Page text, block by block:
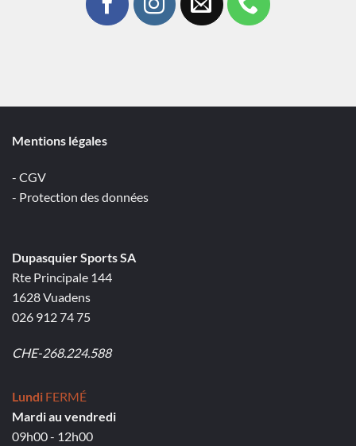
Mentions légales
- CGV
- Protection des données
Dupasquier Sports SA
Rte Principale 144
1628 Vuadens
026 912 74 75
CHE-268.224.588
Lundi FERMÉ
Mardi au vendredi
09h00 - 12h00